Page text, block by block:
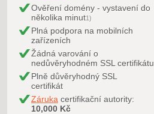
Ověření domény - vystavení do
několika minut1)
Plná podpora na mobilních
zařízeních
Žádná varování o
nedůvěryhodném SSL certifikátu
Plně důvěryhodný SSL
certifikát
Záruka certifikační autority:
10,000 Kč